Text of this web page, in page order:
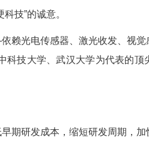
人+投资人”双视角路演